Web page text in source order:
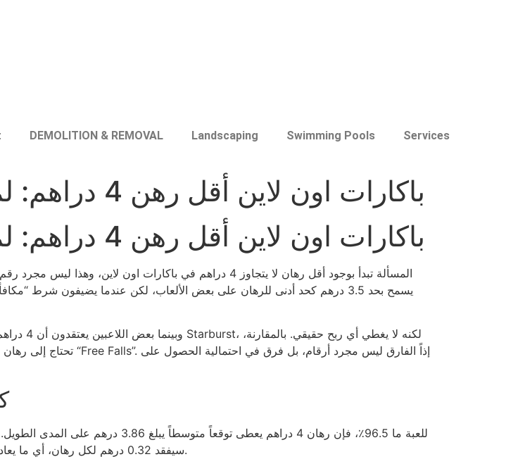
DEMOLITION & REMOVAL Landscaping Swimming Pools Services
باكارات اون لاين أقل رهن 4 دراهم: لماذا لا ينجو أحد من الفخ الصامت
باكارات اون لاين أقل رهن 4 دراهم: لماذا لا ينجو أحد من الفخ الصامت
المسألة تبدأ بوجود أقل رهان لا يتجاوز 4 دراهم في باكارات
بالمقابل، إذا اختار اللاعب لعبة ذات RTP 92٪، سيفقد 0.32 درهم لكل رهان، أي ما يعادل خسارة 8 درهم خلال 25 جولة.